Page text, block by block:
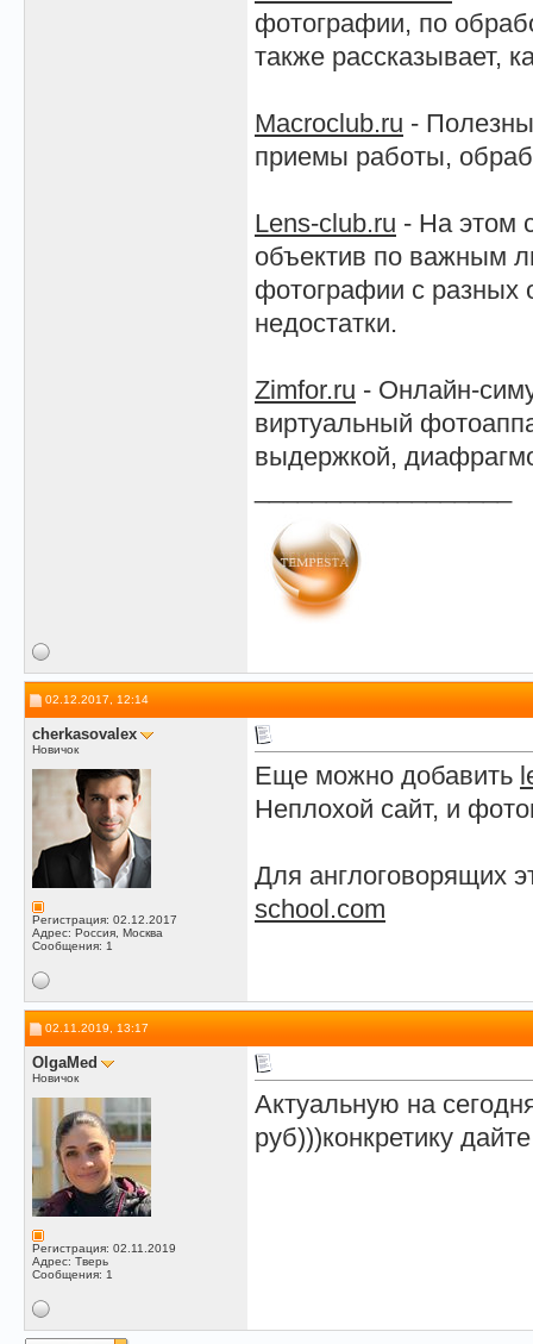
фотографии, по
также рассказывает,
Macroclub.ru -
приемы работы,
Lens-club.ru - На этом
объектив по важным
фотографии с разных
недостатки.
Zimfor.ru - Онлайн-
виртуальный
выдержкой,
02.12.2017, 12:14
сherkasovalex
Новичок
Регистрация: 02.12.2017
Адрес: Россия, Москва
Сообщения: 1
Еще можно добавить
Неплохой сайт, и
Для англоговорящих
school.com
02.11.2019, 13:17
OlgaMed
Новичок
Регистрация: 02.11.2019
Адрес: Тверь
Сообщения: 1
Актуальную на
руб)))конкретику